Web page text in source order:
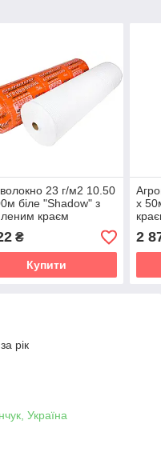
23 г/м2 10.50
біле "Shadow" з
краєм
для огірків
₴
Купити
х
2
рік
Україна